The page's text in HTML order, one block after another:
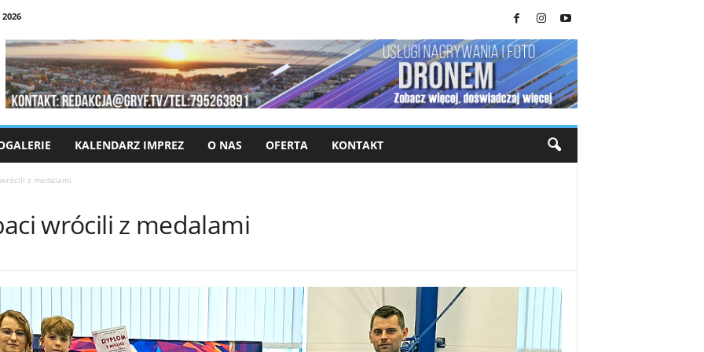
2026
KALENDARZ IMPREZ O NAS OFERTA KONTAKT
z medalami
wrócili z medalami